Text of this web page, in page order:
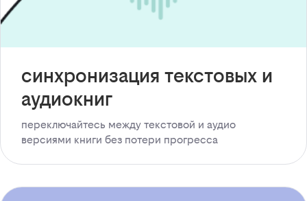
синхронизация текстовых и
аудиокниг
переключайтесь между текстовой и аудио
версиями книги без потери прогресса